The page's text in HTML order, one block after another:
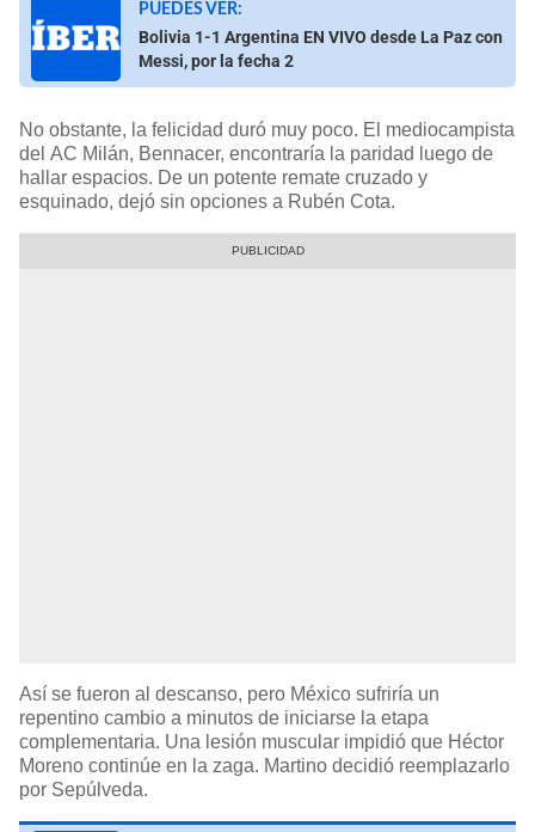
PUEDES VER:
Bolivia 1-1 Argentina EN VIVO desde La Paz con
Messi, por la fecha 2
No obstante, la felicidad duró muy poco. El mediocampista
del AC Milán, Bennacer, encontraría la paridad luego de
hallar espacios. De un potente remate cruzado y
esquinado, dejó sin opciones a Rubén Cota.
Así se fueron al descanso, pero México sufriría un
repentino cambio a minutos de iniciarse la etapa
complementaria. Una lesión muscular impidió que Héctor
Moreno continúe en la zaga. Martino decidió reemplazarlo
por Sepúlveda.